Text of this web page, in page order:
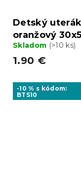
Detský
oranžový
Skladom (>10 ks)
1.90 €
-10 % s kódom:
BTS10